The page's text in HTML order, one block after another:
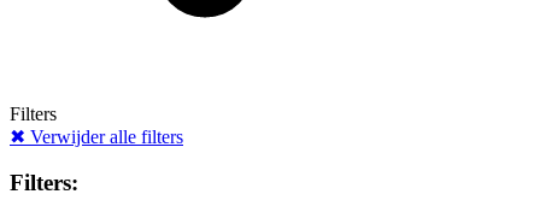
Filters
✖ Verwijder alle filters
Filters: